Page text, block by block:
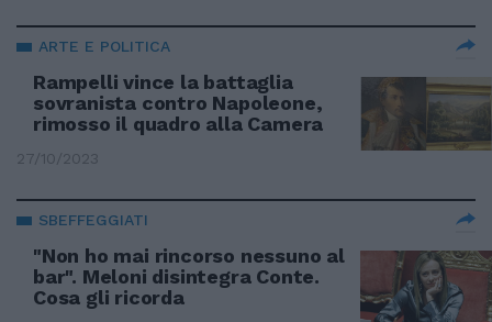
ARTE E POLITICA
Rampelli vince la battaglia
sovranista contro Napoleone,
rimosso il quadro alla Camera
27/10/2023
SBEFFEGGIATI
"Non ho mai rincorso nessuno al
bar". Meloni disintegra Conte.
Cosa gli ricorda